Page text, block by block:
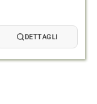
DETTAGLI